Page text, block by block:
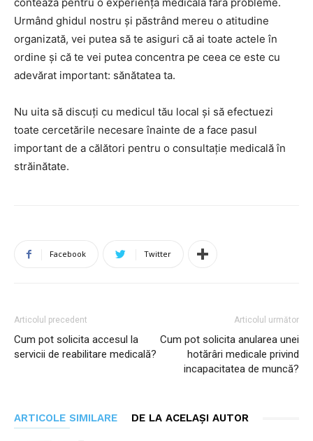
Urmând ghidul nostru și păstrând mereu o atitudine
organizată, vei putea să te asiguri că ai toate actele în
ordine și că te vei putea concentra pe ceea ce este cu
adevărat important: sănătatea ta.
Nu uita să discuți cu medicul tău local și să efectuezi
toate cercetările necesare înainte de a face pasul
important de a călători pentru o consultație medicală în
străinătate.
Facebook Twitter
Articolul precedent
Cum pot solicita accesul la
servicii de reabilitare medicală?
Articolul următor
Cum pot solicita anularea unei
hotărâri medicale privind
incapacitatea de muncă?
ARTICOLE SIMILARE DE LA ACELAȘI AUTOR